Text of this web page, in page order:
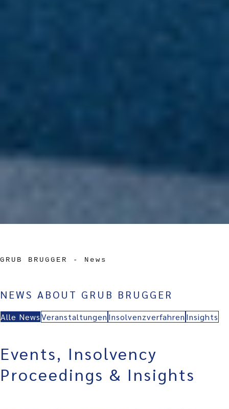
GRUB BRUGGER - News
NEWS ABOUT GRUB BRUGGER
Alle NewsVeranstaltungen Insolvenzverfahren Insights
Events, Insolvency
Proceedings & Insights